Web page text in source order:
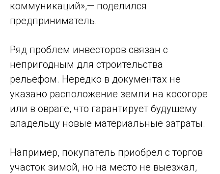
коммуникаций»,— поделился
предприниматель.
Ряд проблем инвесторов связан с
непригодным для строительства
рельефом. Нередко в документах не
указано расположение земли на косогоре
или в овраге, что гарантирует будущему
владельцу новые материальные затраты.
Например, покупатель приобрел с торгов
участок зимой, но на место не выезжал,